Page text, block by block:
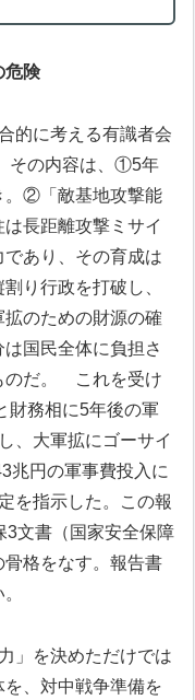
危険
的に考える有識者会
その内容は、①5年
。②「敵基地攻撃能
長距離攻撃ミサイ
あり、その育成は
り行政を打破し、
のための財源の確
国民全体に負担さ
だ。
これを受け
財務相に5年後の軍
、大軍拡にゴーサイ
兆円の軍事費投入に
を指示した。この報
3文書（国家安全保障
格をなす。報告書
」を決めただけでは
、対中戦争準備を